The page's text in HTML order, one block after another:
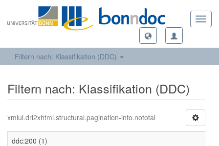
Filtern nach: Klassifikation (DDC)
Filtern nach: Klassifikation (DDC)
xmlui.dri2xhtml.structural.pagination-info.nototal
ddc:200 (1)